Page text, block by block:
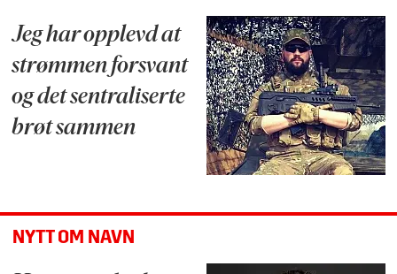
Jeg har opplevd at
strømmen forsvant
og det sentraliserte
brøt sammen
NYTT OM NAVN